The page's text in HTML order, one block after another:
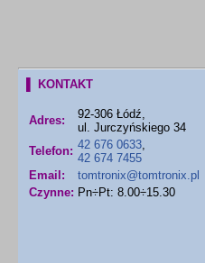
▌ KONTAKT
Adres:
92-306 Łódź,
ul. Jurczyńskiego 34
Telefon: 42 676 0633,
42 674 7455
Email:
tomtronix@tomtronix.pl
Czynne: Pn÷Pt: 8.00÷15.30